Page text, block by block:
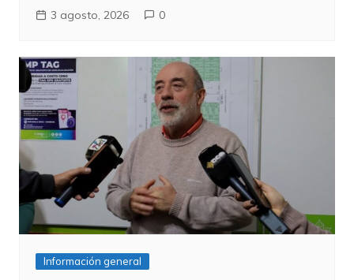
3 agosto, 2026 0
Información general